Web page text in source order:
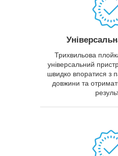
Трихвильова
універсальний
швидко впоратися з
довжини та